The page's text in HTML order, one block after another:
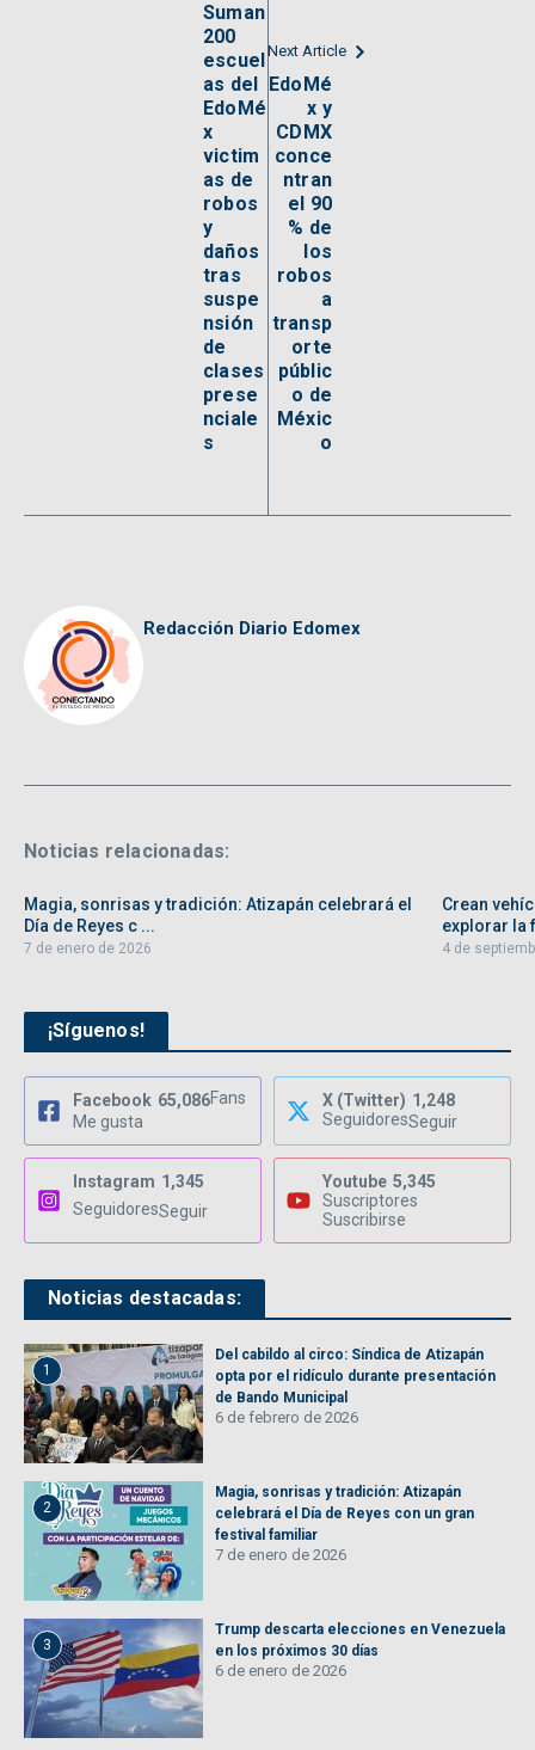
Suman
200
escuel
as del
EdoMé
x
victim
as de
robos
y
daños
tras
suspe
nsión
de
clases
prese
nciale
s
Next Article
EdoMé
x y
CDMX
conce
ntran
el 90
% de
los
robos
a
transp
orte
públic
o de
Méxic
o
Redacción Diario Edomex
Noticias relacionadas:
Magia, sonrisas y tradición: Atizapán celebrará el
Día de Reyes c ...
7 de enero de 2026
Crean
explorar la
4 de
¡Síguenos!
Facebook 65,086Fans
Me gusta
X (Twitter) 1,248
SeguidoresSeguir
Instagram 1,345
SeguidoresSeguir
Youtube 5,345
Suscriptores
Suscribirse
Noticias destacadas:
1
Del cabildo al circo: Síndica de Atizapán
opta por el ridículo durante presentación
de Bando Municipal
6 de febrero de 2026
2
Magia, sonrisas y tradición: Atizapán
celebrará el Día de Reyes con un gran
festival familiar
7 de enero de 2026
3
Trump descarta elecciones en Venezuela
en los próximos 30 días
6 de enero de 2026